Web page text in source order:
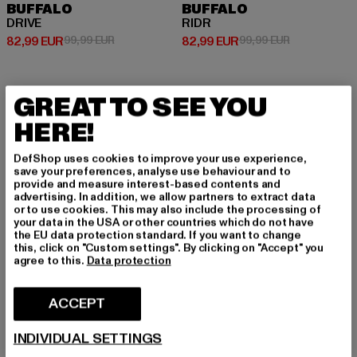
BUFFALO
DRIVE
82,99 EUR
Prix courant: 82,99 EUR
99,99 EURPrix en promotion: 99,99 EUR
BUFFALO
RIDR
82,99 EUR
Prix courant: 82,99 EUR
99,99 EURPrix en
NOUVEAU -17%
BUFFALO
-13%
GREAT TO SEE YOU
HERE!
DefShop uses cookies to improve your use experience,
save your preferences, analyse use behaviour and to
provide and measure interest-based contents and
advertising. In addition, we allow partners to extract data
or to use cookies. This may also include the processing of
your data in the USA or other countries which do not have
the EU data protection standard. If you want to change
this, click on "Custom settings". By clicking on "Accept" you
agree to this. Data protection
ACCEPT
INDIVIDUAL SETTINGS